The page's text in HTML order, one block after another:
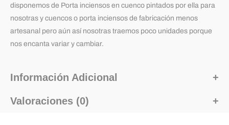
disponemos de Porta inciensos en cuenco pintados por ella para
nosotras y cuencos o porta inciensos de fabricación menos
artesanal pero aún así nosotras traemos poco unidades porque
nos encanta variar y cambiar.
Información Adicional
Valoraciones (0)